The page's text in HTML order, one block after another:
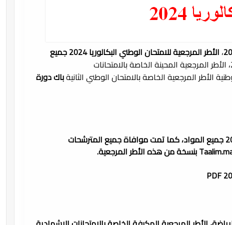
،
الأطر المرجعية للامتحان الوطني البكالوريا 2024 جميع
، ​الأطر المرجعية للامتحان الوطني 2024، الأطر المرجعية المحينة الخاصة بالامتحانات
الأطر المرجعية الخاصة بالامتحان الوطني الثانيةباك دورة
كما تمت موافاة جميع المترشحات
بنسخة من هذه الأطر المرجعية.